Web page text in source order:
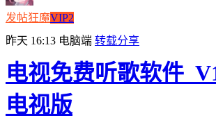
发帖狂魔VIP2
昨天 16:13 电脑端 转载分享
电视免费听歌软件
电视版